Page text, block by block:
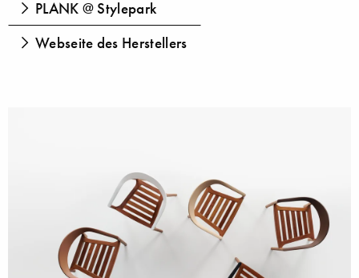
PLANK @ Stylepark
Webseite des Herstellers